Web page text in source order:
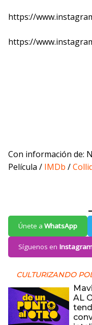
https://
https://
Con información de:
Película / IMDb /
Únete a WhatsApp
Síguenos en
CULTURIZANDO
AL